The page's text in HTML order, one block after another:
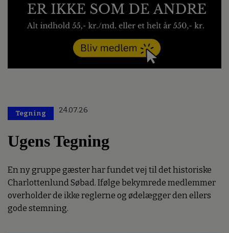
Tegning 24.07.26
Ugens Tegning
En ny gruppe gæster har fundet vej til det historiske
Charlottenlund Søbad. Ifølge bekymrede medlemmer
overholder de ikke reglerne og ødelægger den ellers
gode stemning.